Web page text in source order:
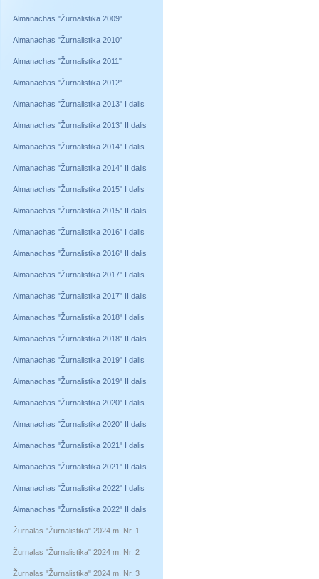
Almanachas "Žurnalistika 2009"
Almanachas "Žurnalistika 2010"
Almanachas "Žurnalistika 2011"
Almanachas "Žurnalistika 2012"
Almanachas "Žurnalistika 2013" I dalis
Almanachas "Žurnalistika 2013" II dalis
Almanachas "Žurnalistika 2014" I dalis
Almanachas "Žurnalistika 2014" II dalis
Almanachas "Žurnalistika 2015" I dalis
Almanachas "Žurnalistika 2015" II dalis
Almanachas "Žurnalistika 2016" I dalis
Almanachas "Žurnalistika 2016" II dalis
Almanachas "Žurnalistika 2017" I dalis
Almanachas "Žurnalistika 2017" II dalis
Almanachas "Žurnalistika 2018" I dalis
Almanachas "Žurnalistika 2018" II dalis
Almanachas "Žurnalistika 2019" I dalis
Almanachas "Žurnalistika 2019" II dalis
Almanachas "Žurnalistika 2020" I dalis
Almanachas "Žurnalistika 2020" II dalis
Almanachas "Žurnalistika 2021" I dalis
Almanachas "Žurnalistika 2021" II dalis
Almanachas "Žurnalistika 2022" I dalis
Almanachas "Žurnalistika 2022" II dalis
Žurnalas "Žurnalistika" 2024 m. Nr. 1
Žurnalas "Žurnalistika" 2024 m. Nr. 2
Žurnalas "Žurnalistika" 2024 m. Nr. 3